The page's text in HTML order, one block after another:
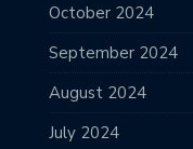
October 2024
September 2024
August 2024
July 2024